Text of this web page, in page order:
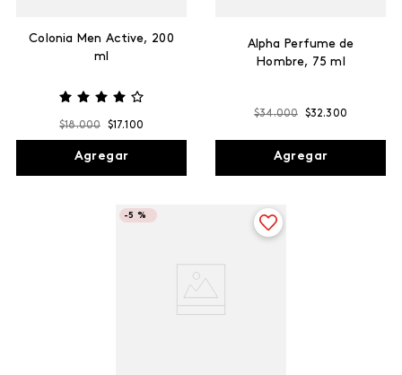
Colonia Men Active, 200
ml
$18.000 $17.100
Agregar
Alpha Perfume de
Hombre, 75 ml
$34.000 $32.300
Agregar
-5 %